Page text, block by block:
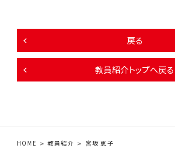
戻る
教員紹介トップへ戻る
HOME 教員紹介 宮坂 恵子